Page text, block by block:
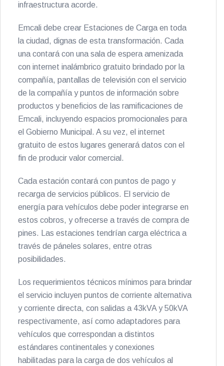
infraestructura acorde.
Emcali debe crear Estaciones de Carga en toda
la ciudad, dignas de esta transformación. Cada
una contará con una sala de espera amenizada
con internet inalámbrico gratuito brindado por la
compañía, pantallas de televisión con el servicio
de la compañía y puntos de información sobre
productos y beneficios de las ramificaciones de
Emcali, incluyendo espacios promocionales para
el Gobierno Municipal. A su vez, el internet
gratuito de estos lugares generará datos con el
fin de producir valor comercial.
Cada estación contará con puntos de pago y
recarga de servicios públicos. El servicio de
energía para vehículos debe poder integrarse en
estos cobros, y ofrecerse a través de compra de
pines. Las estaciones tendrían carga eléctrica a
través de páneles solares, entre otras
posibilidades.
Los requerimientos técnicos mínimos para brindar
el servicio incluyen puntos de corriente alternativa
y corriente directa, con salidas a 43kVA y 50kVA
respectivamente, así como adaptadores para
vehículos que correspondan a distintos
estándares continentales y conexiones
habilitadas para la carga de dos vehículos al